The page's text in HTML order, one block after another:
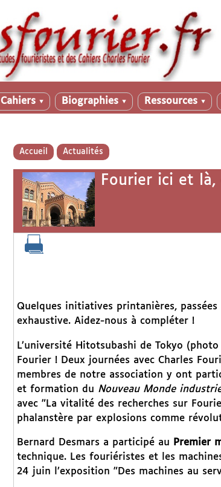
Cahiers ▼ Biographies ▼ Ressources ▼
Accueil Actualités
Fourier ici et
Quelques initiatives printanières,
exhaustive. Aidez-nous à compléter !
L’université Hitotsubashi de Tokyo
Fourier ! Deux journées avec Charles
membres de notre association y ont
et formation du Nouveau Monde
avec "La vitalité des recherches sur
phalanstère par explosions comme
Bernard Desmars a participé au Premier
technique. Les fouriéristes et les
24 juin l’exposition "Des machines au